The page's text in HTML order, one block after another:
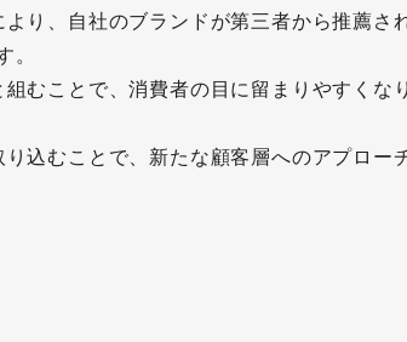
り、自社のブランドが第三者から推薦さ
。
むことで、消費者の目に留まりやすくな
込むことで、新たな顧客層へのアプロー